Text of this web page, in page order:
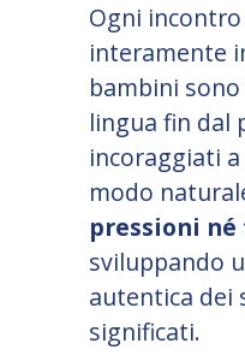
Ogni
interamente
bambini
lingua fin dal
incoraggiati
modo
pressioni
sviluppando
autentica dei
significati.